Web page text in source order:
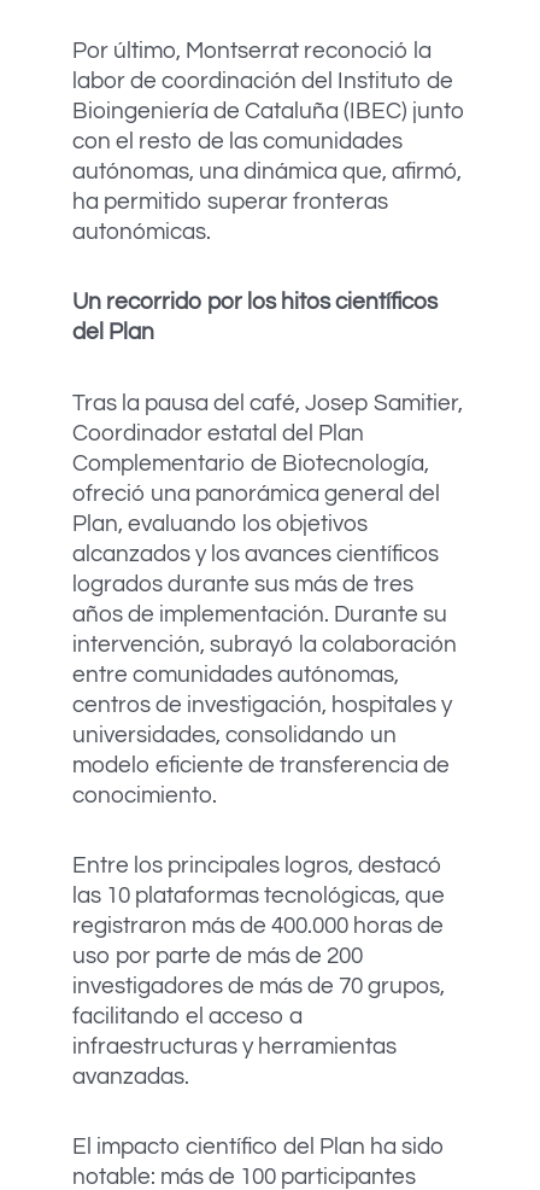
Por último, Montserrat reconoció la
labor de coordinación del Instituto de
Bioingeniería de Cataluña (IBEC) junto
con el resto de las comunidades
autónomas, una dinámica que, afirmó,
ha permitido superar fronteras
autonómicas.
Un recorrido por los hitos científicos
del Plan
Tras la pausa del café, Josep Samitier,
Coordinador estatal del Plan
Complementario de Biotecnología,
ofreció una panorámica general del
Plan, evaluando los objetivos
alcanzados y los avances científicos
logrados durante sus más de tres
años de implementación. Durante su
intervención, subrayó la colaboración
entre comunidades autónomas,
centros de investigación, hospitales y
universidades, consolidando un
modelo eficiente de transferencia de
conocimiento.
Entre los principales logros, destacó
las 10 plataformas tecnológicas, que
registraron más de 400.000 horas de
uso por parte de más de 200
investigadores de más de 70 grupos,
facilitando el acceso a
infraestructuras y herramientas
avanzadas.
El impacto científico del Plan ha sido
notable: más de 100 participantes